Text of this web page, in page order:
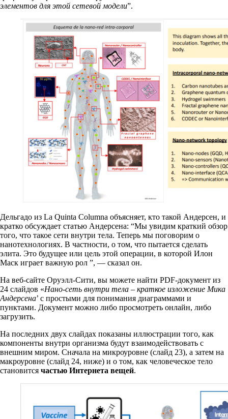
элементов для этой сетевой модели”.
Дельгадо из La Quinta Columna объясняет, кто такой Андерсен, и
кратко обсуждает статью Андерсена: “Мы увидим краткий обзор
того, что такое сети внутри тела. Теперь мы поговорим о
нанотехнологиях. В частности, о том, что пытается сделать
элита. Это будущее или цель этой операции, в которой Илон
Маск играет важную рол ”, — сказал он.
На веб-сайте Оруэлл-Сити, вы можете найти PDF-документ из
24 слайдов «Нано-сеть внутри тела – краткое изложение Мика
Андерсена’ с простыми для понимания диаграммами и
пунктами. Документ можно либо просмотреть онлайн, либо
загрузить.
На последних двух слайдах показаны иллюстрации того, как
компоненты внутри организма будут взаимодействовать с
внешним миром. Сначала на микроуровне (слайд 23), а затем на
макроуровне (слайд 24, ниже) и о том, как человеческое тело
становится частью Интернета вещей.